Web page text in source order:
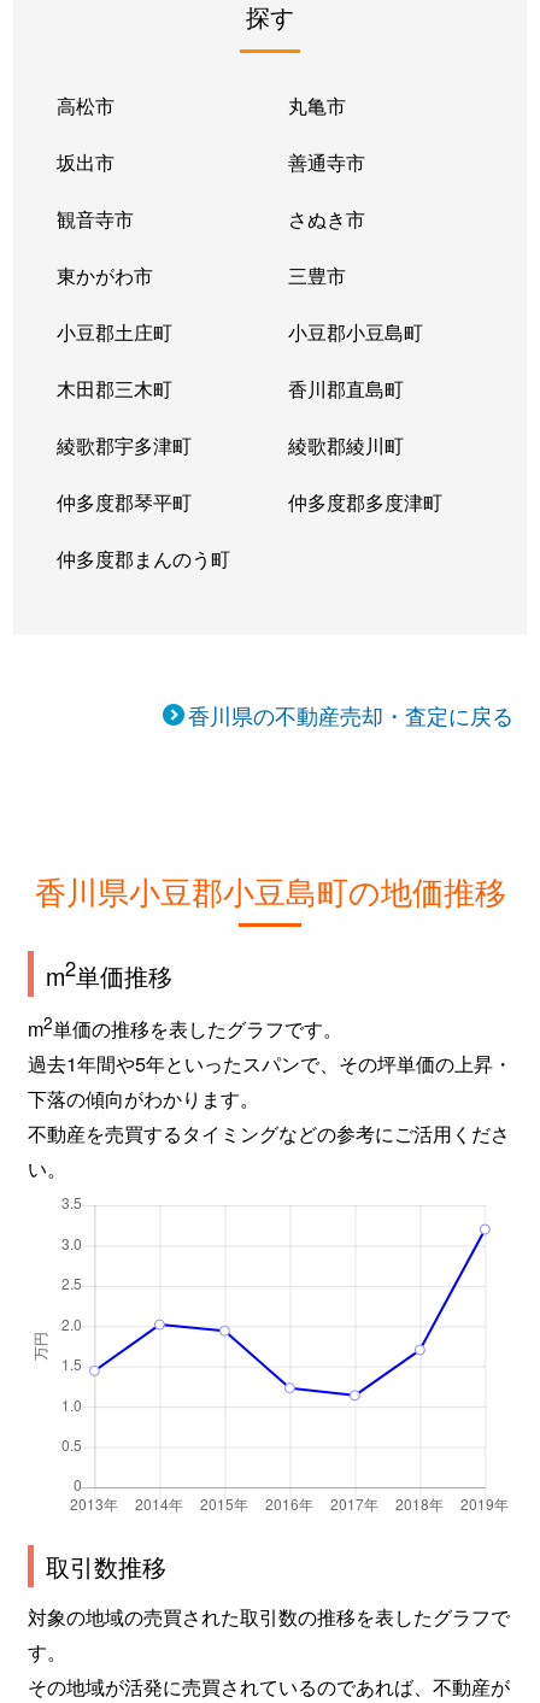
探す
高松市 丸亀市
坂出市 善通寺市
観音寺市 さぬき市
東かがわ市 三豊市
小豆郡土庄町 小豆郡小豆島町
木田郡三木町 香川郡直島町
綾歌郡宇多津町 綾歌郡綾川町
仲多度郡琴平町 仲多度郡多度津町
仲多度郡まんのう町
香川県の不動産売却・査定に戻る
香川県小豆郡小豆島町の地価推移
m2単価推移
m2単価の推移を表したグラフです。
過去1年間や5年といったスパンで、その坪単価の上昇・
下落の傾向がわかります。
不動産を売買するタイミングなどの参考にご活用くださ
い。
取引数推移
対象の地域の売買された取引数の推移を表したグラフで
す。
その地域が活発に売買されているのであれば、不動産が